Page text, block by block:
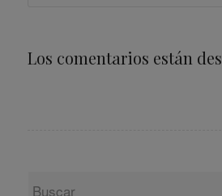
Los comentarios están